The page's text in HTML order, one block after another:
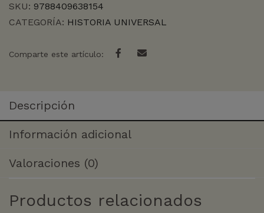
cantidad
SKU: 9788409638154
CATEGORÍA: HISTORIA UNIVERSAL
Comparte este artículo:
Descripción
Información adicional
Valoraciones (0)
Productos relacionados